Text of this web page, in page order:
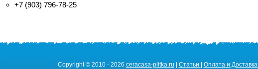
+7 (903) 796-78-25
Copyright © 2010 - 2026 ceracasa-plitka.ru Статьи Оплата и Доставка